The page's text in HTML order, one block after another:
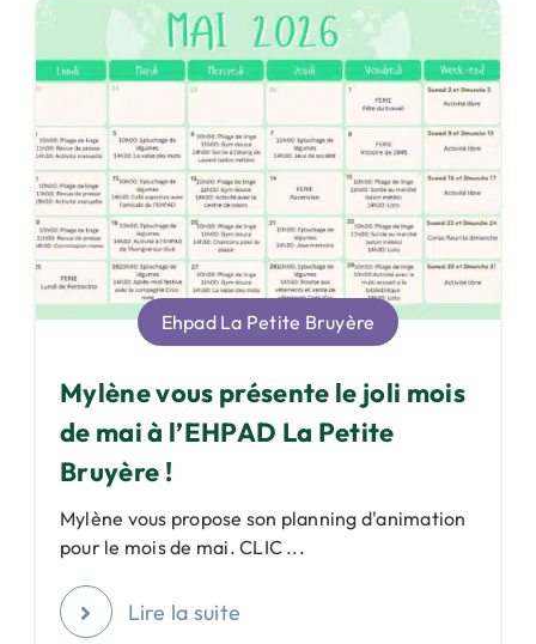
Ehpad La Petite Bruyère
Mylène vous présente le joli mois
de mai à l’EHPAD La Petite
Bruyère !
Mylène vous propose son planning d'animation
pour le mois de mai. CLIC ...
Lire la suite